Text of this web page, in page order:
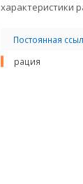
характеристики
Постоянная
рация